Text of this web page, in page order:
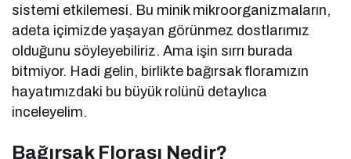
sistemi etkilemesi. Bu minik mikroorganizmaların,
adeta içimizde yaşayan görünmez dostlarımız
olduğunu söyleyebiliriz. Ama işin sırrı burada
bitmiyor. Hadi gelin, birlikte bağırsak floramızın
hayatımızdaki bu büyük rolünü detaylıca
inceleyelim.
Bağırsak Florası Nedir?